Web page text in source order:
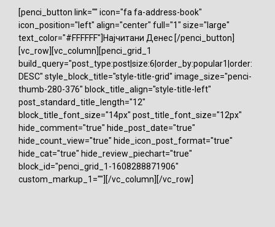
[penci_button link="" icon="fa fa-address-book"
icon_position="left" align="center" full="1" size="large"
text_color="#FFFFFF"]Најчитани Денес [/penci_button]
[vc_row][vc_column][penci_grid_1
build_query="post_type:post|size:6|order_by:popular1|order:
DESC" style_block_title="style-title-grid" image_size="penci-
thumb-280-376" block_title_align="style-title-left"
post_standard_title_length="12"
block_title_font_size="14px" post_title_font_size="12px"
hide_comment="true" hide_post_date="true"
hide_count_view="true" hide_icon_post_format="true"
hide_cat="true" hide_review_piechart="true"
block_id="penci_grid_1-1608288871906"
custom_markup_1=""][/vc_column][/vc_row]